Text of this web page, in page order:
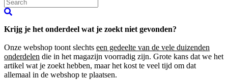
Krijg je het onderdeel wat je zoekt niet gevonden?
Onze webshop toont slechts een gedeelte van de vele duizenden
onderdelen die in het magazijn voorradig zijn. Grote kans dat we het
artikel wat je zoekt hebben, maar het kost te veel tijd om dat
allemaal in de webshop te plaatsen.